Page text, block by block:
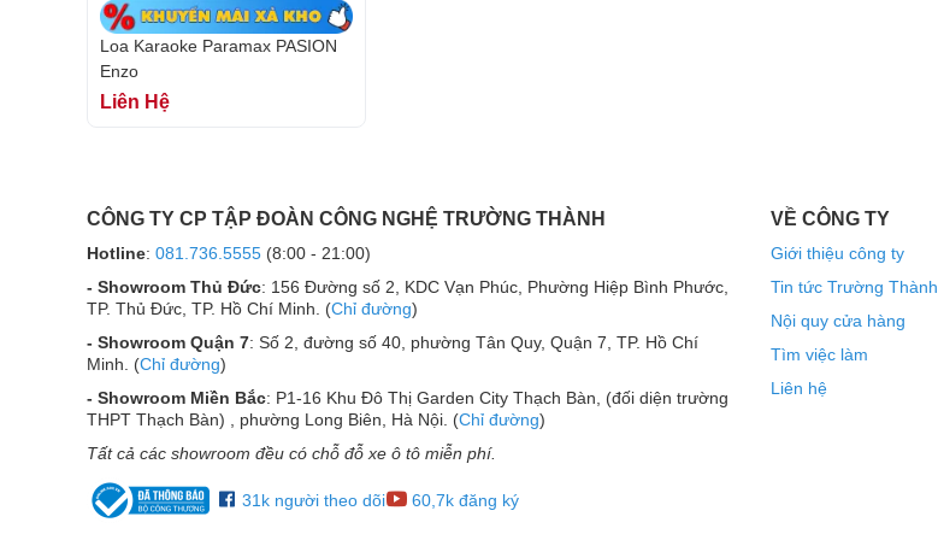
Kiến Tạo Sân Khấu Âm Nhạc Từ Nền Tảng Đến Chi Tiết
Chất âm của PASION Enzo được xây dựng theo từng lớp một cách có hệ thống, giống như cách
một kỹ sư âm thanh tạo ra một bản phối hoàn chỉnh.
Nền tảng của mọi thứ là cấu trúc Stereophonic với buồng loa đôi. Đây là yếu tố quan trọng nhất tạo
ra không gian cho âm nhạc, tách biệt rõ ràng hai kênh trái phải để âm thanh không bị dồn lại một cục
mà được dài trải ra một sân khấu rộng lớn.
Loa Karaoke Paramax PASION
Enzo
Liên Hệ
CÔNG TY CP TẬP ĐOÀN CÔNG NGHỆ TRƯỜNG THÀNH
Hotline: 081.736.5555 (8:00 - 21:00)
- Showroom Thủ Đức: 156 Đường số 2, KDC Vạn Phúc, Phường Hiệp Bình Phước,
TP. Thủ Đức, TP. Hồ Chí Minh. (Chỉ đường)
- Showroom Quận 7: Số 2, đường số 40, phường Tân Quy, Quận 7, TP. Hồ Chí
Minh. (Chỉ đường)
- Showroom Miền Bắc: P1-16 Khu Đô Thị Garden City Thạch Bàn, (đối diện trường
THPT Thạch Bàn) , phường Long Biên, Hà Nội. (Chỉ đường)
Tất cả các showroom đều có chỗ đỗ xe ô tô miễn phí.
VỀ CÔNG TY
Giới thiệu công ty
Tin tức Trường Thành
Nội quy cửa hàng
Tìm việc làm
Liên hệ
31k người theo dõi 60,7k đăng ký